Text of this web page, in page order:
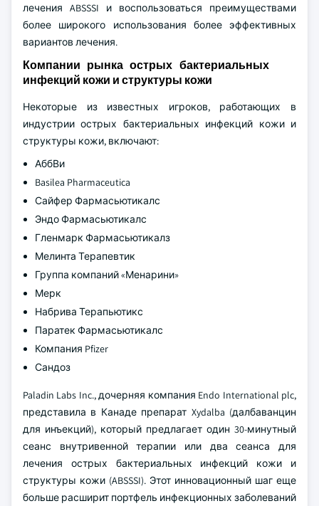
лечения ABSSSI и воспользоваться преимуществами
более широкого использования более эффективных
вариантов лечения.
Компании рынка острых бактериальных
инфекций кожи и структуры кожи
Некоторые из известных игроков, работающих в
индустрии острых бактериальных инфекций кожи и
структуры кожи, включают:
АббВи
Basilea Pharmaceutica
Сайфер Фармасьютикалс
Эндо Фармасьютикалс
Гленмарк Фармасьютикалз
Мелинта Терапевтик
Группа компаний «Менарини»
Мерк
Набрива Терапьютикс
Паратек Фармасьютикалс
Компания Pfizer
Сандоз
Paladin Labs Inc., дочерняя компания Endo International plc,
представила в Канаде препарат Xydalba (далбаванцин
для инъекций), который предлагает один 30-минутный
сеанс внутривенной терапии или два сеанса для
лечения острых бактериальных инфекций кожи и
структуры кожи (ABSSSI). Этот инновационный шаг еще
больше расширит портфель инфекционных заболеваний